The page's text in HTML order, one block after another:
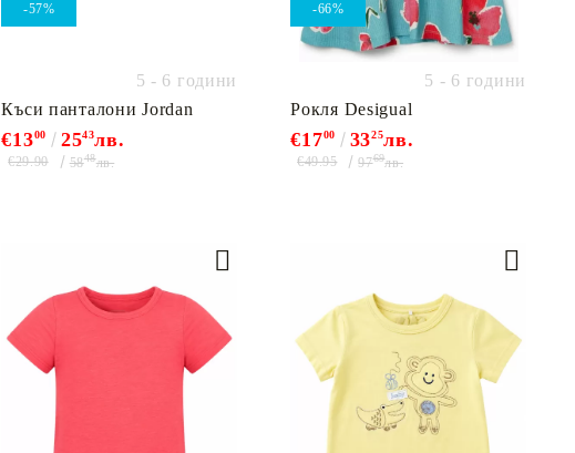
-57%
5 - 6 години
Къси панталони Jordan
€1300 2543лв.
€29.90 5848лв.
-66%
5 - 6 години
Рокля Desigual
€1700 3325лв.
€49.95 9769лв.